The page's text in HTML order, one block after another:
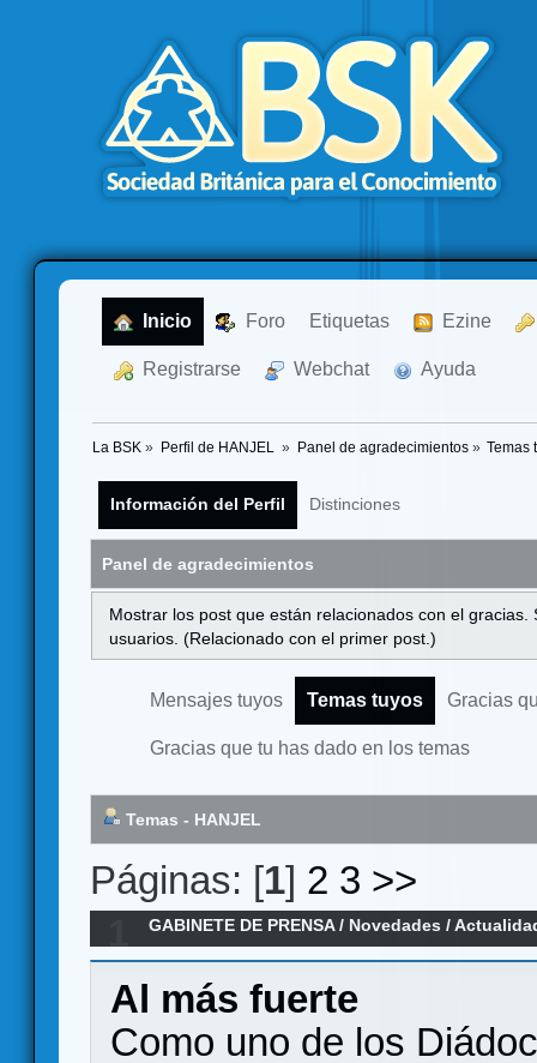
Inicio Foro Etiquetas Ezine
Registrarse Webchat Ayuda
La BSK » Perfil de HANJEL » Panel de agradecimientos» Temas
Información del Perfil Distinciones
Panel de agradecimientos
Mostrar los post que están relacionados con el
usuarios. (Relacionado con el primer post.)
Mensajes tuyos Temas tuyos Gracias
Gracias que tu has dado en los temas
Temas - HANJEL
Páginas: [1] 2 3 >>
GABINETE DE PRENSA/ Novedades /
Al más fuerte
Como uno de los